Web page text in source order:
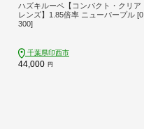
ハズキルーペ【コンパクト・クリア
レンズ】1.85倍率 ニューパープル [0
300]
千葉県印西市
44,000 円